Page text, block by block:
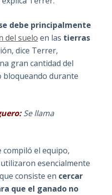
debe principalmente
del suelo en las tierras
dice Terrer,
gran cantidad del
bloqueando durante
Se llama
compiló el equipo,
esencialmente
consiste en cercar
que el ganado no